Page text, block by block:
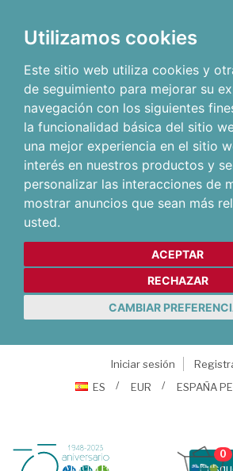
Utilizamos cookies
Este sitio web utiliza cookies y
de seguimiento para mejorar su
navegación con los siguientes
la funcionalidad básica del sitio
una mejor experiencia en el sitio
interés en nuestros productos y
personalizar las interacciones de
mostrar anuncios que sean más
usted.
ACEPTAR
RECHAZAR
CAMBIAR
Iniciar sesión
ES
EUR ESPAÑA
0